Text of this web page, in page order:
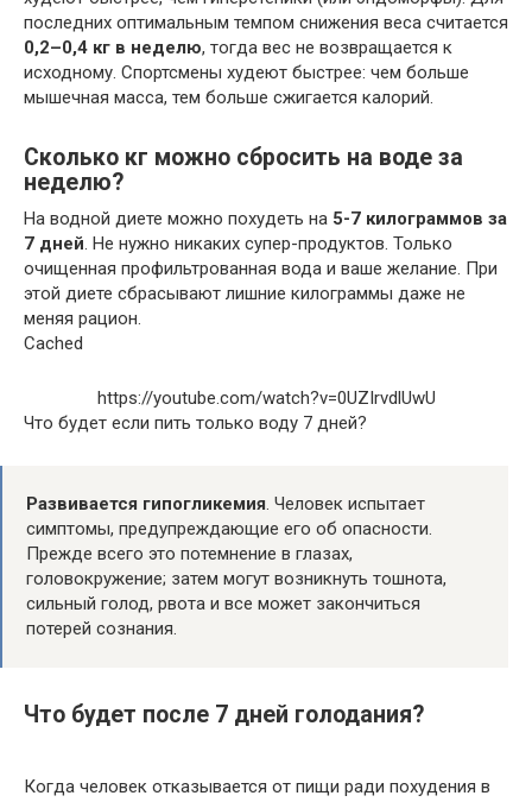
последних оптимальным темпом снижения веса считается
0,2–0,4 кг в неделю, тогда вес не возвращается к
исходному. Спортсмены худеют быстрее: чем больше
мышечная масса, тем больше сжигается калорий.
Сколько кг можно сбросить на воде за
неделю?
На водной диете можно похудеть на 5-7 килограммов за
7 дней. Не нужно никаких супер-продуктов. Только
очищенная профильтрованная вода и ваше желание. При
этой диете сбрасывают лишние килограммы даже не
меняя рацион.
Cached
https://youtube.com/watch?v=0UZIrvdlUwU
Что будет если пить только воду 7 дней?
Развивается гипогликемия. Человек испытает
симптомы, предупреждающие его об опасности.
Прежде всего это потемнение в глазах,
головокружение; затем могут возникнуть тошнота,
сильный голод, рвота и все может закончиться
потерей сознания.
Что будет после 7 дней голодания?
Когда человек отказывается от пищи ради похудения в